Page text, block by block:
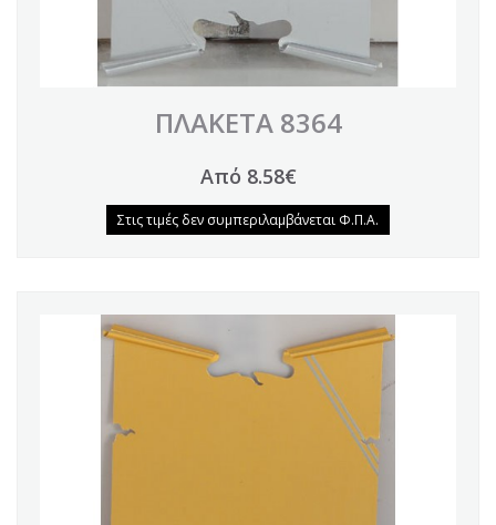
ΠΛΑΚΕΤΑ 8364
Από 8.58€
Στις τιμές δεν συμπεριλαμβάνεται Φ.Π.Α.